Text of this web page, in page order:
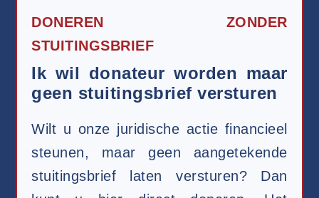
DONEREN ZONDER
STUITINGSBRIEF
Ik wil donateur worden maar
geen stuitingsbrief versturen
Wilt u onze juridische actie financieel
steunen, maar geen aangetekende
stuitingsbrief laten versturen? Dan